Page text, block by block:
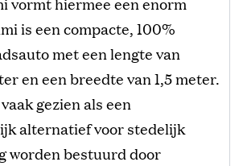
is een compacte, 100%
met een lengte van
en een breedte van 1,5 meter.
gezien als een
alternatief voor stedelijk
worden bestuurd door